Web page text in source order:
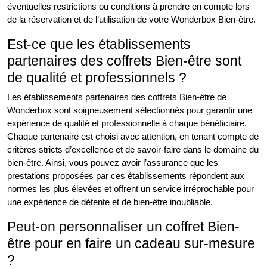
éventuelles restrictions ou conditions à prendre en compte lors
de la réservation et de l’utilisation de votre Wonderbox Bien-être.
Est-ce que les établissements
partenaires des coffrets Bien-être sont
de qualité et professionnels ?
Les établissements partenaires des coffrets Bien-être de
Wonderbox sont soigneusement sélectionnés pour garantir une
expérience de qualité et professionnelle à chaque bénéficiaire.
Chaque partenaire est choisi avec attention, en tenant compte de
critères stricts d’excellence et de savoir-faire dans le domaine du
bien-être. Ainsi, vous pouvez avoir l’assurance que les
prestations proposées par ces établissements répondent aux
normes les plus élevées et offrent un service irréprochable pour
une expérience de détente et de bien-être inoubliable.
Peut-on personnaliser un coffret Bien-
être pour en faire un cadeau sur-mesure
?